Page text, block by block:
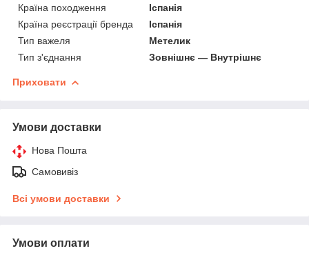
Країна походження
Іспанія
Країна реєстрації бренда
Іспанія
Тип важеля
Метелик
Тип з'єднання
Зовнішнє — Внутрішнє
Приховати
Умови доставки
Нова Пошта
Самовивіз
Всі умови доставки
Умови оплати